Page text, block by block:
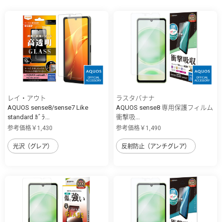
レイ・アウト
AQUOS sense8/sense7 Like
standard ｶﾞﾗ...
参考価格￥1,430
光沢（グレア）
ラスタバナナ
AQUOS sense8 専用保護フィルム
衝撃吸...
参考価格￥1,490
反射防止（アンチグレア）